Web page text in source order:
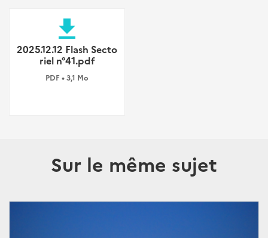
file_download
2025.12.12 Flash Secto
riel n°41.pdf
PDF • 3,1 Mo
Sur le même sujet